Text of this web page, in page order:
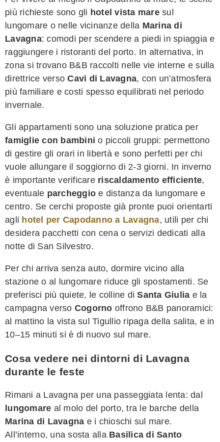
più richieste sono gli hotel vista maresul
lungomare o nelle vicinanze della Marina di
Lavagna: comodi per scendere a piedi in spiaggia e
raggiungere i ristoranti del porto. In alternativa, in
zona si trovano B&B raccolti nelle vie interne e sulla
direttrice versoCavi di Lavagna, con un’atmosfera
più familiare e costi spesso equilibrati nel periodo
invernale.
Gli appartamenti sono una soluzione pratica per
famiglie con bambini o piccoli gruppi: permettono
di gestire gli orari in libertà e sono perfetti per chi
vuole allungare il soggiorno di 2-3 giorni. In inverno
è importante verificare riscaldamento efficiente,
eventuale parcheggio e distanza da lungomare e
centro. Se cerchi proposte già pronte puoi orientarti
agli hotel per Capodanno a Lavagna, utili per chi
desidera pacchetti con cena o servizi dedicati alla
notte di San Silvestro.
Per chi arriva senza auto, dormire vicino alla
stazione o al lungomare riduce gli spostamenti. Se
preferisci più quiete, le colline diSanta Giulia e la
campagna verso Cogorno offrono B&B panoramici:
al mattino la vista sul Tigullio ripaga della salita, e in
10–15 minuti si è di nuovo sul mare.
Cosa vedere nei dintorni di Lavagna
durante le feste
Rimani a Lavagna per una passeggiata lenta: dal
lungomare al molo del porto, tra le barche della
Marina di Lavagna e i chioschi sul mare.
All’interno, una sosta alla Basilica di Santo